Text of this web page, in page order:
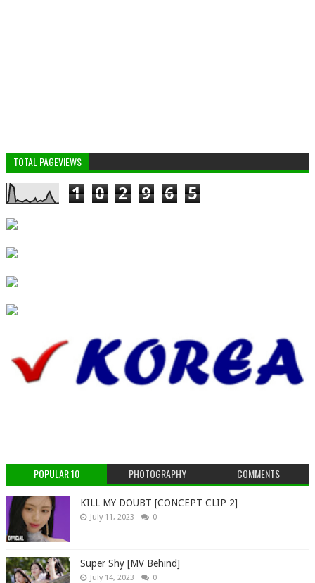
TOTAL PAGEVIEWS
1 0 2 9 6 5
POPULAR 10 PHOTOGRAPHY COMMENTS
KILL MY DOUBT [CONCEPT CLIP 2]
July 11, 2023 0
Super Shy [MV Behind]
July 14, 2023 0